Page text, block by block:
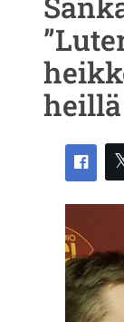
heillä